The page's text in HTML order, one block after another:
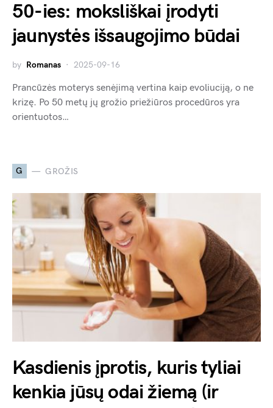
50-ies: moksliškai įrodyti
jaunystės išsaugojimo būdai
by Romanas 2025-09-16
Prancūzės moterys senėjimą vertina kaip evoliuciją, o ne
krizę. Po 50 metų jų grožio priežiūros procedūros yra
orientuotos…
G GROŽIS
Kasdienis įprotis, kuris tyliai
kenkia jūsų odai žiemą (ir